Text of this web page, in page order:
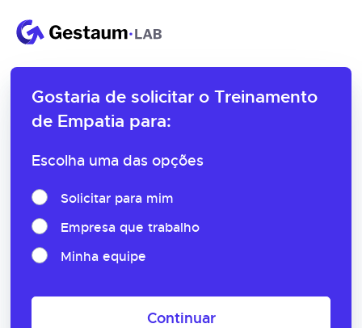
Gostaria de solicitar o Treinamento
de Empatia para:
Escolha uma das opções
Solicitar para mim
Empresa que trabalho
Minha equipe
Continuar